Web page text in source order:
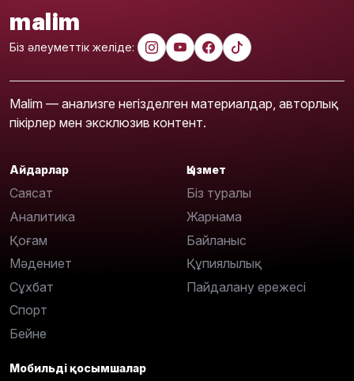
malim
Біз әлеуметтік желіде:
Malim — анализге негізделген материалдар, авторлық
пікірлер мен эксклюзив контент.
Айдарлар
Саясат
Аналитика
Қоғам
Мәдениет
Сұхбат
Спорт
Бейне
Қызмет
Біз туралы
Жарнама
Байланыс
Құпиялылық
Пайдалану ережесі
Мобильді қосымшалар